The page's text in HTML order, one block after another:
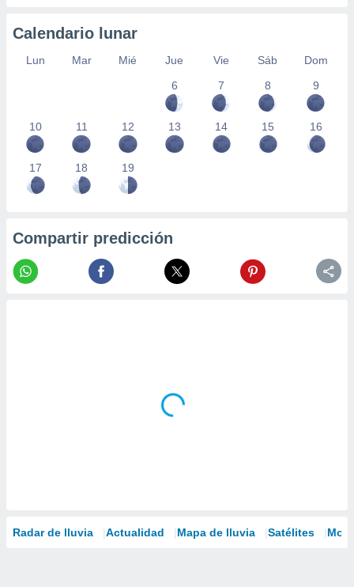
Calendario lunar
Lun Mar Mié Jue Vie Sáb
Dom
6
7 8 9
10 11 12 13 14 15 16
17 18 19
Compartir predicción
Radar de lluvia Actualidad Mapa de lluvia Satélites